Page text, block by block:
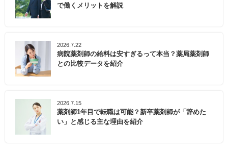
で働くメリットを解説
2026.7.22
病院薬剤師の給料は安すぎるって本当？薬局薬剤師
との比較データを紹介
2026.7.15
薬剤師1年目で転職は可能？新卒薬剤師が「辞めた
い」と感じる主な理由を紹介